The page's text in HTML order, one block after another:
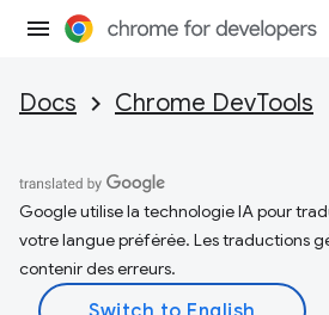
Docs Chrome DevTools
Google utilise la technologie IA pour
votre langue préférée. Les traductions
contenir des erreurs.